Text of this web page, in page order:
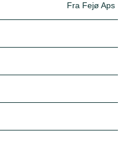
Fra Fejø Aps